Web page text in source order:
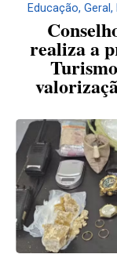
Educação, Geral,
realiza a